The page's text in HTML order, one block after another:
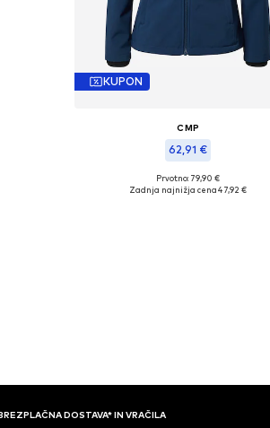
KUPON
CMP
62,91 €
Razpoložljive velikosti: XS, L, XXXL
Prvotno: 79,90 €
Zadnja najnižja cena47,92 €
DOSTAVA* IN VRAČILA